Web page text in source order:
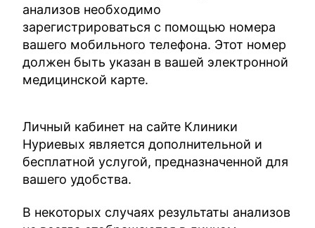
анализов необходимо
зарегистрироваться с помощью номера
вашего мобильного телефона. Этот номер
должен быть указан в вашей электронной
медицинской карте.
Личный кабинет на сайте Клиники
Нуриевых является дополнительной и
бесплатной услугой, предназначенной для
вашего удобства.
В некоторых случаях результаты анализов